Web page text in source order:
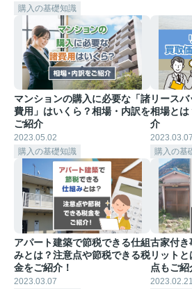
購入の基礎知識
マンションの購入に必要な「諸
費用」はいくら？相場・内訳を
ご紹介
2023.05.02
購入の基礎知識
リース
相場とは
介
2023.03.07
購入の基
アパート建築で節税できる仕組
みとは？注意点や節税できる税
金をご紹介！
2023.03.07
古家付き
リットと
点もご紹
2023.02.21